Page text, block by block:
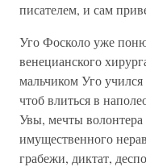
писателем, и сам
Уго Фосколо уже
венецианского
мальчиком Уго
чтоб влиться в
Увы, мечты
имущественного
грабежи, диктат,